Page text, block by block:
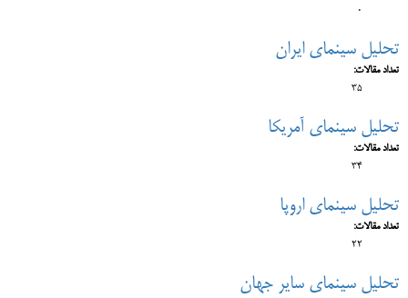
0
تحلیل سینمای ایران
تعداد مقالات:
35
تحلیل سینمای آمریکا
تعداد مقالات:
34
تحلیل سینمای اروپا
تعداد مقالات:
22
تحلیل سینمای سایر جهان